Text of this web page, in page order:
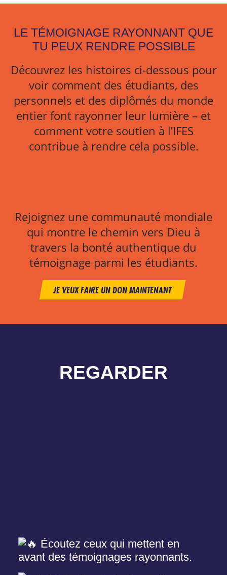
LE TÉMOIGNAGE RAYONNANT QUE
TU PEUX RENDRE POSSIBLE
Découvrez les histoires ci-dessous pour
voir comment des étudiants, des
personnels et des diplômés du monde
entier font rayonner leur lumière – et
comment votre soutien à l’IFES
contribue à rendre cela possible.
L’EST
LATINE
SAMANTHA,
CARAÏBE
Rejoignez une communauté mondiale
qui montre le chemin vers Dieu à
travers la bonté authentique du
témoignage parmi les étudiants.
JE VEUX FAIRE UN DON MAINTENANT
REGARDER
Écoutez ceux qui mettent en
avant des témoignages rayonnants.